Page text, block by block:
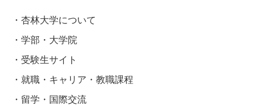
杏林大学について
学部・大学院
受験生サイト
就職・キャリア・教職課程
留学・国際交流